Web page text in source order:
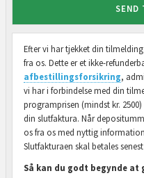
SEND
Efter vi har tjekket din
fra os. Dette er et ikke-
afbestillingsforsikring,
vi har i forbindelse med din
programprisen (mindst kr.
din slutfaktura. Når
os fra os med nyttig
Slutfakturaen skal betales
Så kan du godt begynde at